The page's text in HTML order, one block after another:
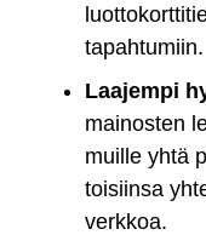
tapahtumiin.
Laajempi
mainosten
muille yhtä
toisiinsa
verkkoa.